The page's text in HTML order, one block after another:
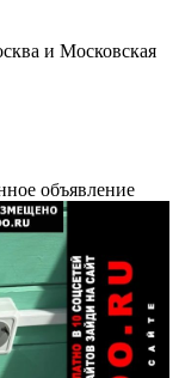
и Московская
объявление